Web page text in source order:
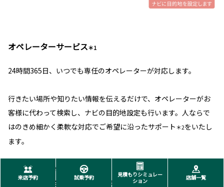
オペレーターサービス＊1
24時間365日、いつでも専任のオペレーターが対応します。
行きたい場所や知りたい情報を伝えるだけで、オペレーターがお
客様に代わって検索し、ナビの目的地設定も行います。人ならで
はのきめ細かく柔軟な対応でご希望に沿ったサポート＊2をいたし
ます。
対応T-Connectサービスプラン
T-Connect スタンダード(22) 有料オプション
来店予約 試乗予約
見積もりシミュレー
ション
店舗一覧